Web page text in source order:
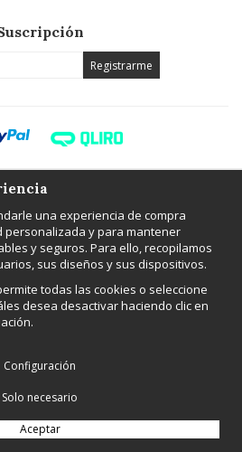
Registrarme
porWikinggruppen
una experiencia de compra
personalizada y para mantener
y seguros. Para ello, recopilamos
sus diseños y sus dispositivos.
todas las cookies o seleccione
desea desactivar haciendo clic en
Configuración
Solo necesario
Aceptar